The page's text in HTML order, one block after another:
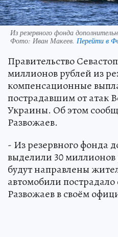
Из резервного фонда
Фото: Иван Макеев. Перейти в
Правительство
миллионов рублей из
компенсационные
пострадавшим от атак
Украины. Об этом
Развожаев.
- Из резервного фонда
выделили 30 миллионов
будут направлены
автомобили
Развожаев в своём